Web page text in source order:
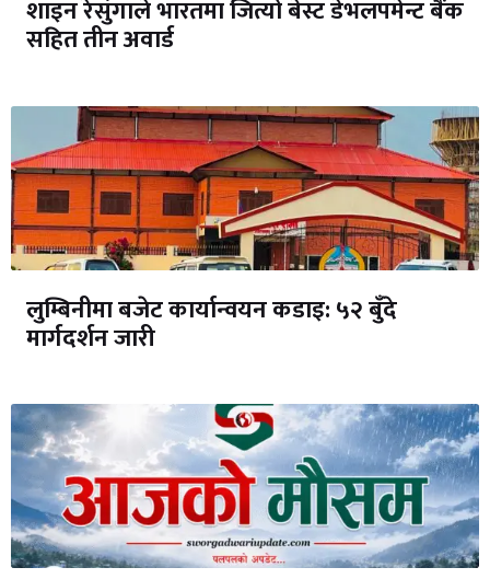
शाइन रेसुंगाले भारतमा जित्यो बेस्ट डेभलपमेन्ट बैंक
सहित तीन अवार्ड
लुम्बिनीमा बजेट कार्यान्वयन कडाइ: ५२ बुँदे
मार्गदर्शन जारी